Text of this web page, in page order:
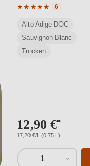
★★★★★
Durchschnittliche
6
Alto Adige DOC
Sauvignon Blanc
Trocken
12,90 €*
17,20 €/L (0,75 L)
1